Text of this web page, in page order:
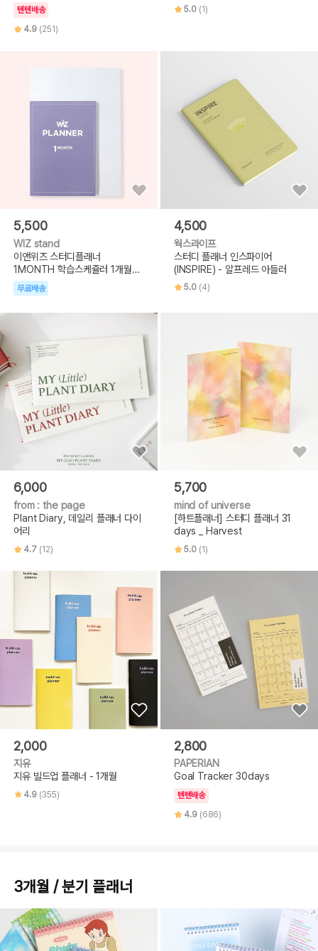
텐텐배송
4.9 (251)
5.0 (1)
5,500
WIZ stand
이앤위즈 스터디플래너
1MONTH 학습스케쥴러 1개월플
래너
무료배송
4,500
웍스라이프
스터디 플래너 인스파이어
(INSPIRE) - 알프레드 아들러
5.0 (4)
6,000
from : the page
Plant Diary, 데일리 플래너 다이
어리
4.7 (12)
5,700
mind of universe
[하트플래너] 스터디 플래너 31
days _ Harvest
5.0 (1)
2,000
지유
지유 빌드업 플래너 - 1개월
4.9 (355)
2,800
PAPERIAN
Goal Tracker 30days
텐텐배송
4.9 (686)
3개월 / 분기 플래너